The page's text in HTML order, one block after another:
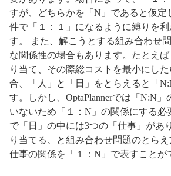
すが、どちらかを「N」であると仮定
件で「１：１」になるように縛りを利
す。 また、解こうとする組み合わせ
な関係性の場合もあります。たとえ
り当て、その際総コストを最小にし
合、「人」と「日」をとらえると「
す。しかし、OptaPlannerでは「N:N
いないため「１：N」の関係にする必
で「日」の中には3つの「仕事」があ
り当てる、と組み合わせ問題のとら
仕事の関係を「１：N」で表すことが